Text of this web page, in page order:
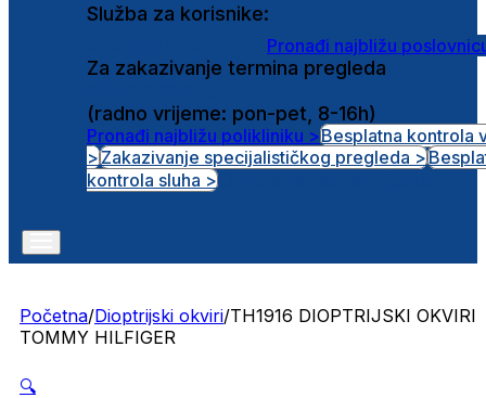
Služba za korisnike:
Pronađi najbližu
Za zakazivanje termina pregleda
(radno vrijeme: pon-pet, 8-16h)
Pronađi najbližu polikliniku >Besplatna kontrola
>Zakazivanje specijalističkog pregleda >
kontrola sluha >
Početna/Dioptrijski okviri/TH1916 DIOPTRIJSKI OKVIRI
TOMMY HILFIGER
🔍